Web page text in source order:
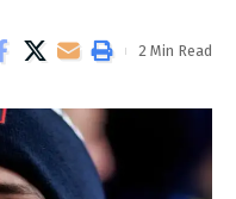
2 Min Read